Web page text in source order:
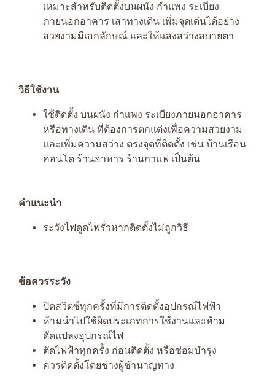
เหมาะสำหรับติดตั้งบนผนัง กำแพง ระเบียง
ภายนอกอาคาร เสาทางเดิน เพิ่มจุดเด่นได้อย่าง
สวยงามมีเอกลักษณ์ และให้แสงสว่างสบายตา
วิธีใช้งาน
ใช้ติดตั้ง บนผนัง กำแพง ระเบียงภายนอกอาคาร
หรือทางเดิน ที่ต้องการตกแต่งเพื่อความสวยงาม
และเพิ่มความสว่าง ตรงจุดที่ติดตั้ง เช่น บ้านเรือน
คอนโด ร้านอาหาร ร้านกาแฟ เป็นต้น
คำแนะนำ
ระวังไฟดูดไฟรั่วหากติดตั้งไม่ถูกวิธี
ข้อควรระวัง
ปิดสวิตซ์ทุกครั้งที่มีการติดตั้งอุปกรณ์ไฟฟ้า
ห้ามนำไปใช้ผิดประเภทการใช้งานและห้าม
ดัดแปลงอุปกรณ์ไฟ
ตัดไฟฟ้าทุกครั้ง ก่อนติดตั้ง หรือซ่อมบำรุง
ควรติดตั้งโดยช่างผู้ชำนาญทาง